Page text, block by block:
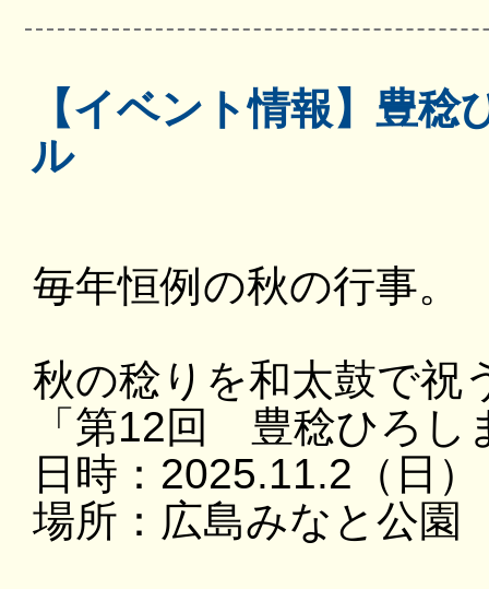
【イベント情報】豊
ル
毎年恒例の秋の行事。
秋の稔りを和太鼓で祝
「第12回 豊稔ひろし
日時：2025.11.2（日
場所：広島みなと公園